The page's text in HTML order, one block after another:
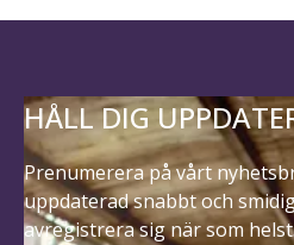
HÅLL DIG
Prenumerera på vårt
uppdaterad snabbt och
avregistrera sig när som